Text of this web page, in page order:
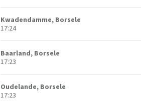
Kwadendamme, Borsele
17:24
Baarland, Borsele
17:23
Oudelande, Borsele
17:23